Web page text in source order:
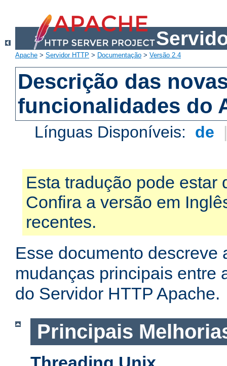
Apache > Servidor HTTP > Documentação > Versão 2.4
Descrição das
funcionalidades do
Línguas Disponíveis: de
Esta tradução pode estar
Confira a versão em
recentes.
Esse documento descreve
mudanças principais entre
do Servidor HTTP Apache.
Principais